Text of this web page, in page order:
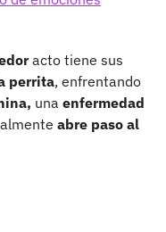
acto tiene sus
perrita, enfrentando
una enfermedad
abre paso al